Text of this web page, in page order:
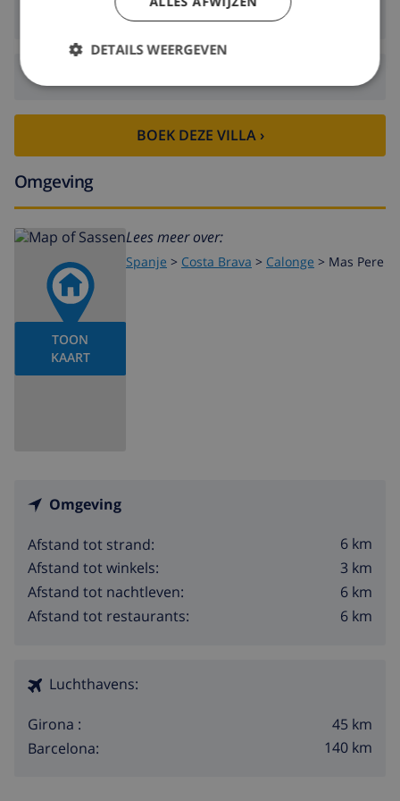
Aankomst:Vanaf 16:00 voor 21:00
BOEK DEZE VILLA ›
Omgeving
TOON
KAART
Lees meer over:
Spanje > Costa Brava > Calonge > Mas Pere
Omgeving
Afstand tot strand:
6 km
Afstand tot winkels:
3 km
Afstand tot nachtleven:
6 km
Afstand tot restaurants:
6 km
Luchthavens:
Girona :
45 km
Barcelona:
140 km
DETAILS WEERGEVEN